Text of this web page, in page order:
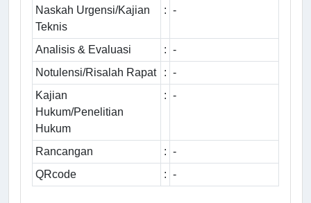
Naskah Urgensi/Kajian
Teknis
: -
Analisis & Evaluasi : -
Notulensi/Risalah Rapat
: -
Kajian
Hukum/Penelitian
Hukum
: -
Rancangan : -
QRcode
: -